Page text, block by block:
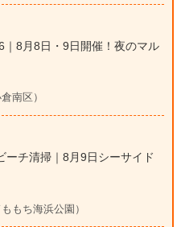
8月8日・9日開催！夜のマル
南区）
ーチ清掃｜8月9日シーサイド
もち海浜公園）